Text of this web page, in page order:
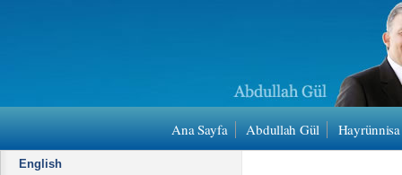
Ana Sayfa Abdullah Gül
English